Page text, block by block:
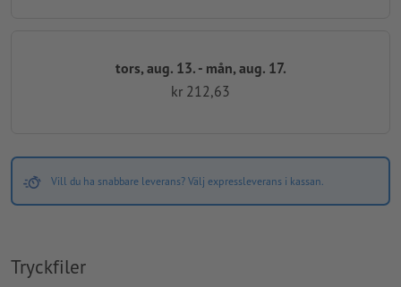
tors, aug. 13. - mån, aug. 17.
kr 212,63
Vill du ha snabbare leverans? Välj expressleverans i kassan.
Tryckfiler